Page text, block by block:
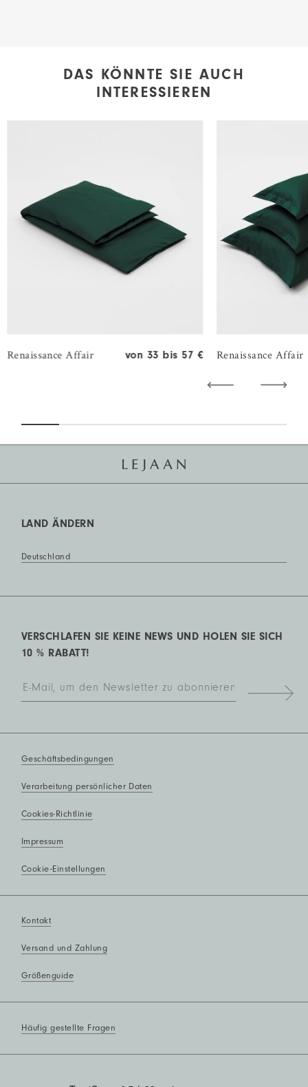
DAS KÖNNTE SIE AUCH
INTERESSIEREN
Renaissance Affair von 33 bis 57 € Renaissance Affair
LAND ÄNDERN
Deutschland
VERSCHLAFEN SIE KEINE NEWS UND HOLEN SIE SICH
10 % RABATT!
Geschäftsbedingungen
Verarbeitung persönlicher Daten
Cookies-Richtlinie
Impressum
Cookie-Einstellungen
Kontakt
Versand und Zahlung
Größenguide
Häufig gestellte Fragen